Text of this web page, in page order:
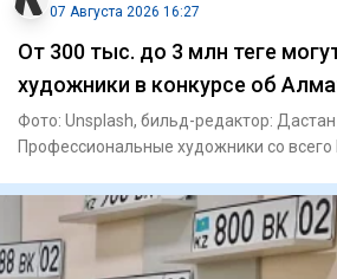
07 Августа 2026 16:27
От 300 тыс. до 3 млн теңге
художники в конкурсе об
Фото: Unsplash, бильд-редактор:
Профессиональные художники со всего